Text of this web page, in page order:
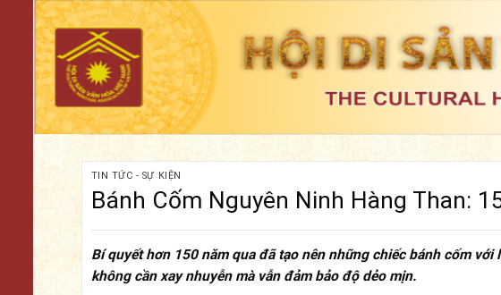
Skip
to
content
TIN TỨC - SỰ KIỆN
Bánh Cốm Nguyên Ninh Hàng Than:
Bí quyết hơn 150 năm qua đã tạo nên những chiếc bánh cốm
không cần xay nhuyễn mà vẫn đảm bảo độ dẻo mịn.